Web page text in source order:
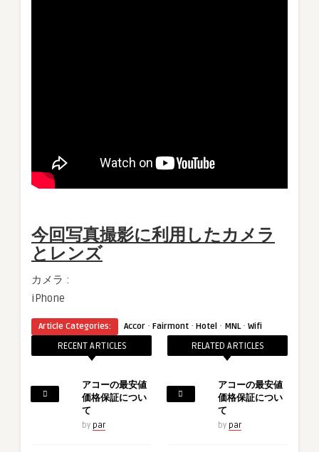
今回写真撮影に利用したカメラ
とレンズ
カメラ :
iPhone
Article Categories: Accor · Fairmont · Hotel · MNL· Wifi
RECENT ARTICLES
アコーの最安値
価格保証につい
て
by par
RELATED ARTICLES
アコーの最安値
価格保証につい
て
by par